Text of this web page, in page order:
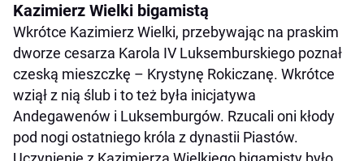
Kazimierz Wielki bigamistą
Wkrótce Kazimierz Wielki, przebywając na praskim
dworze cesarza Karola IV Luksemburskiego poznał
czeską mieszczkę – Krystynę Rokiczanę. Wkrótce
wziął z nią ślub i to też była inicjatywa
Andegawenów i Luksemburgów. Rzucali oni kłody
pod nogi ostatniego króla z dynastii Piastów.